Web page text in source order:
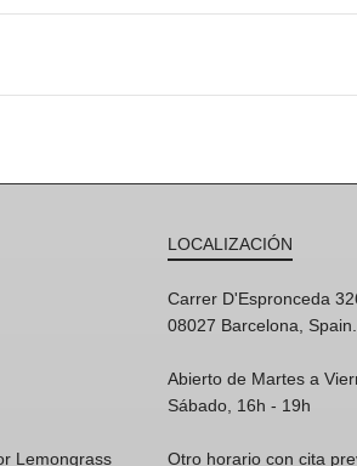
Lemongrass
LOCALIZACIÓN
Carrer D'Espronceda
08027 Barcelona,
Abierto de Martes a
Sábado, 16h - 19h
Otro horario con cita